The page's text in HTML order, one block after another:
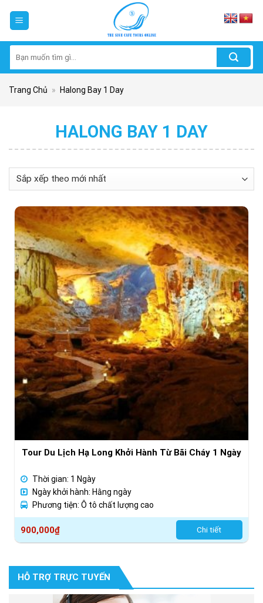
kiếm:
Trang Chủ » Halong Bay 1 Day
HALONG BAY 1 DAY
Tour Du Lịch Hạ Long Khởi Hành Từ Bãi Cháy 1 Ngày
Thời gian: 1 Ngày
Ngày khởi hành: Hằng ngày
Phương tiện: Ô tô chất lượng cao
900,000₫ Chi tiết
HỖ TRỢ TRỰC TUYẾN